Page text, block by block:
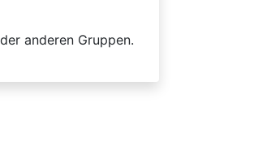
anderen Gruppen.